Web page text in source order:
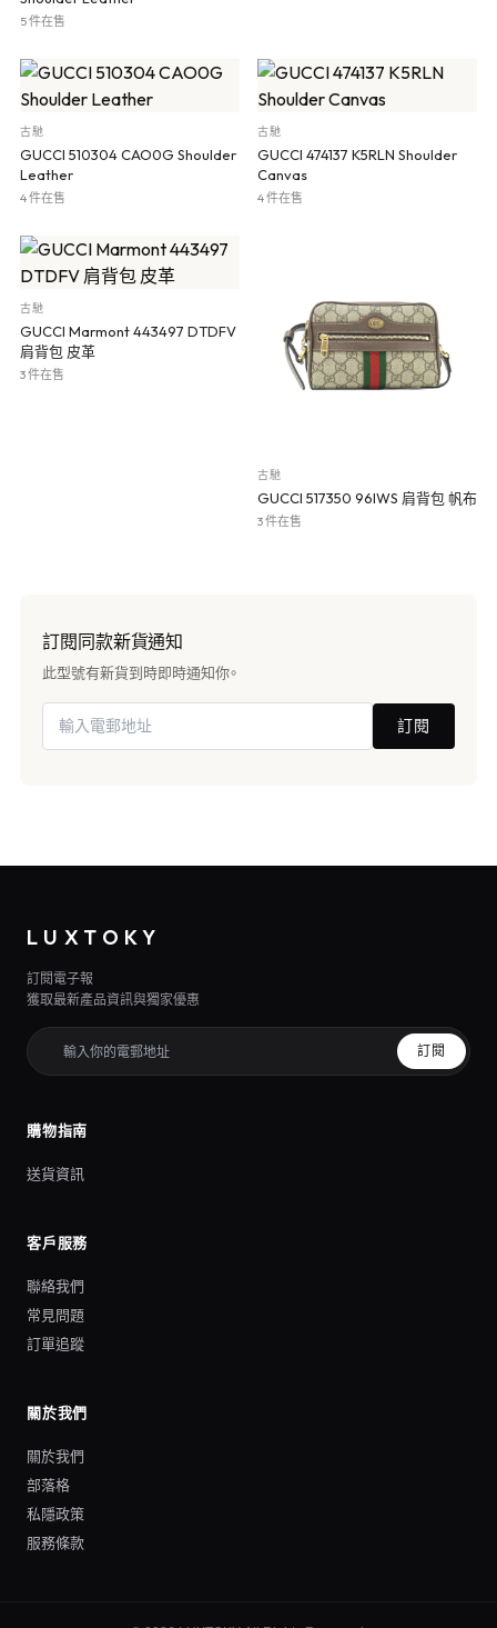
5 件在售
古馳
GUCCI 510304 CAO0G Shoulder
Leather
4 件在售
古馳
GUCCI 474137 K5RLN Shoulder
Canvas
4 件在售
古馳
GUCCI Marmont 443497 DTDFV
肩背包 皮革
3 件在售
古馳
GUCCI 517350 96IWS 肩背包 帆布
3 件在售
訂閱同款新貨通知
此型號有新貨到時即時通知你。
訂閱
LUXTOKY
訂閱電子報
獲取最新產品資訊與獨家優惠
訂閱
購物指南
送貨資訊
客戶服務
聯絡我們
常見問題
訂單追蹤
關於我們
關於我們
部落格
私隱政策
服務條款